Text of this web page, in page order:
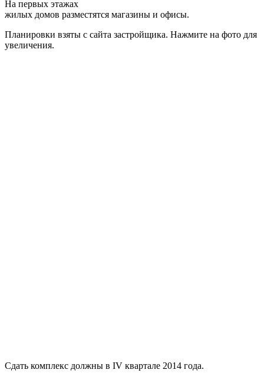
На первых этажах
жилых домов разместятся магазины и офисы.
Планировки взяты с сайта застройщика. Нажмите на фото для
увеличения.
Сдать комплекс должны в IV квартале 2014 года.